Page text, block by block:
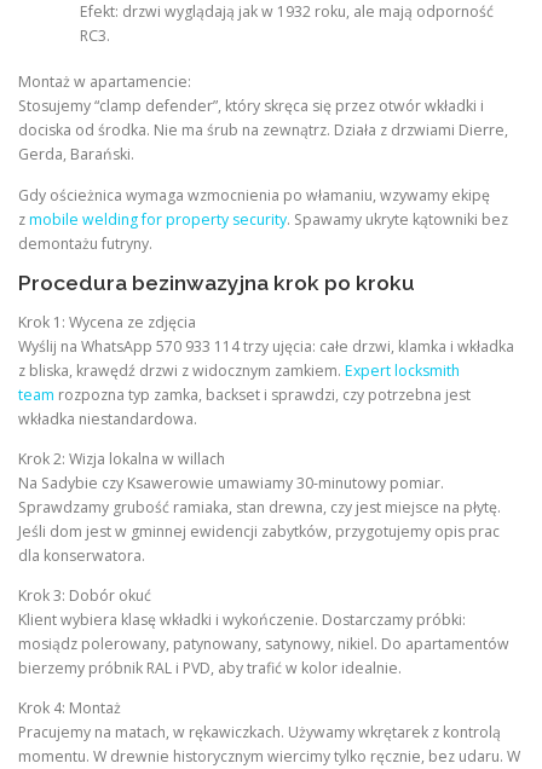
Efekt: drzwi wyglądają jak w 1932 roku, ale mają odporność
RC3.
Montaż w apartamencie:
Stosujemy “clamp defender”, który skręca się przez otwór wkładki i
dociska od środka. Nie ma śrub na zewnątrz. Działa z drzwiami Dierre,
Gerda, Barański.
Gdy ościeżnica wymaga wzmocnienia po włamaniu, wzywamy ekipę
zmobile welding for property security. Spawamy ukryte kątowniki bez
demontażu futryny.
Procedura bezinwazyjna krok po kroku
Krok 1: Wycena ze zdjęcia
Wyślij na WhatsApp 570 933 114 trzy ujęcia: całe drzwi, klamka i wkładka
z bliska, krawędź drzwi z widocznym zamkiem. Expert locksmith
team rozpozna typ zamka, backset i sprawdzi, czy potrzebna jest
wkładka niestandardowa.
Krok 2: Wizja lokalna w willach
Na Sadybie czy Ksawerowie umawiamy 30-minutowy pomiar.
Sprawdzamy grubość ramiaka, stan drewna, czy jest miejsce na płytę.
Jeśli dom jest w gminnej ewidencji zabytków, przygotujemy opis prac
dla konserwatora.
Krok 3: Dobór okuć
Klient wybiera klasę wkładki i wykończenie. Dostarczamy próbki:
mosiądz polerowany, patynowany, satynowy, nikiel. Do apartamentów
bierzemy próbnik RAL i PVD, aby trafić w kolor idealnie.
Krok 4: Montaż
Pracujemy na matach, w rękawiczkach. Używamy wkrętarek z kontrolą
momentu. W drewnie historycznym wiercimy tylko ręcznie, bez udaru. W